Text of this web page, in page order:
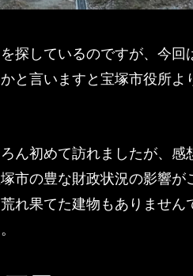
探しているのですが、今回
と言いますと宝塚市役所よ
ん初めて訪れましたが、感
市の豊な財政状況の影響が
れ果てた建物もありません